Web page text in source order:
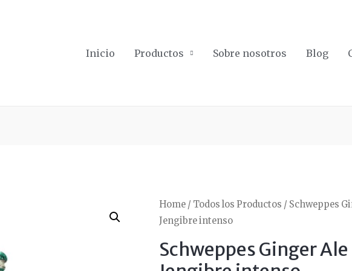
Inicio Productos Sobre nosotros Blog
Home / Todos los Productos / Schweppes
Jengibre intenso
Schweppes Ginger Ale